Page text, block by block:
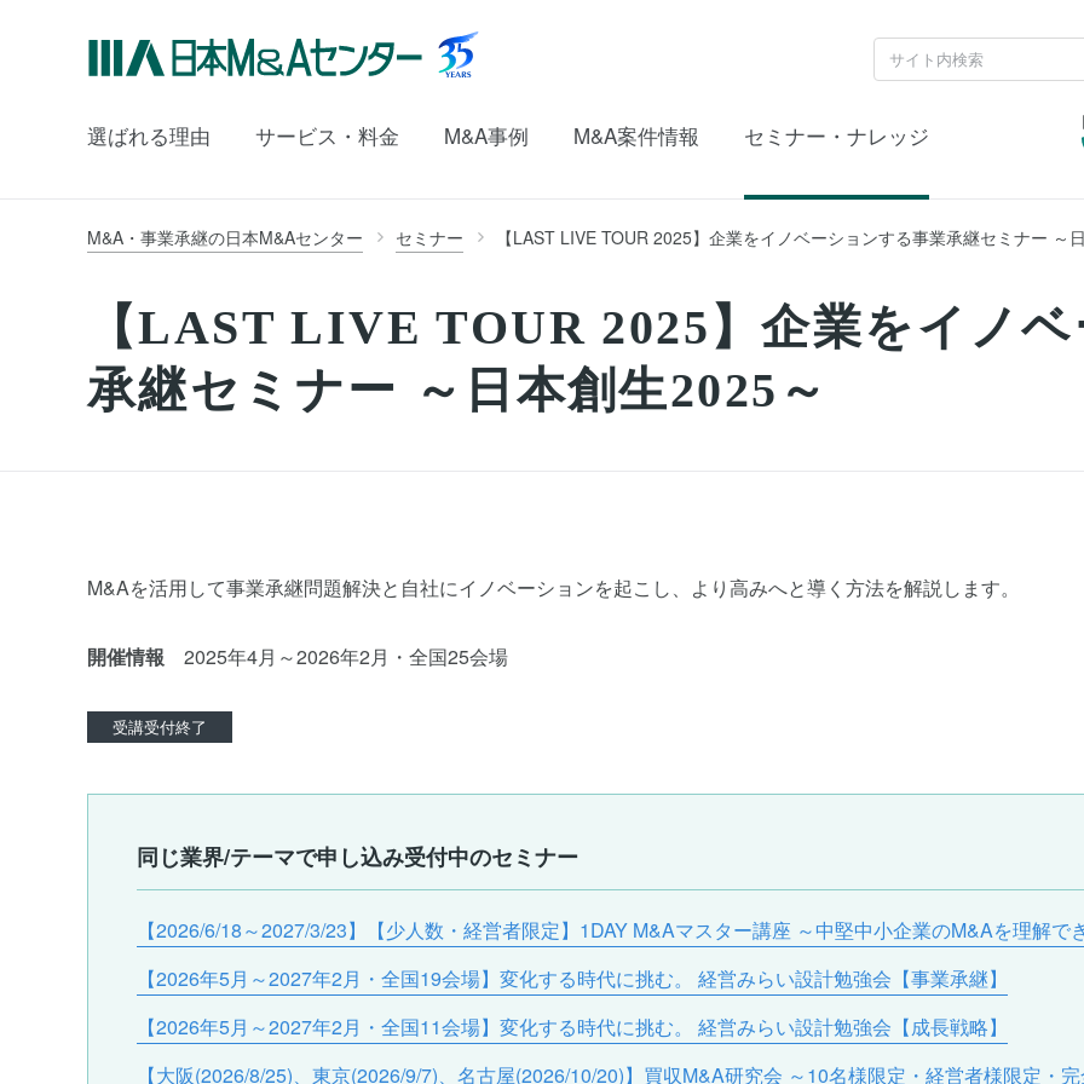
選ばれる理由 サービス・料金 M&A事例 M&A案件情報 セミナー・ナレッジ
M&A・事業承継の日本M&Aセンター セミナー 【LAST LIVE TOUR 2025】企業をイノベーションする事業承継セミナー ～
【LAST LIVE TOUR 2025】企業をイノ
承継セミナー ～日本創生2025～
M&Aを活用して事業承継問題解決と自社にイノベーションを起こし、より高みへと導く方法を解説します。
開催情報 2025年4月～2026年2月・全国25会場
受講受付終了
同じ業界/テーマで申し込み受付中のセミナー
【2026/6/18～2027/3/23】【少人数・経営者限定】1DAY M&Aマスター講座 ～中堅中小企業のM&Aを理解で
【2026年5月～2027年2月・全国19会場】変化する時代に挑む。 経営みらい設計勉強会【事業承継】
【2026年5月～2027年2月・全国11会場】変化する時代に挑む。 経営みらい設計勉強会【成長戦略】
【大阪(2026/8/25)、東京(2026/9/7)、名古屋(2026/10/20)】買収M&A研究会 ～10名様限定・経営者様限定・